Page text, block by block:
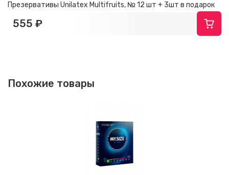
Презервативы Unilatex Multifruits, № 12 шт + 3шт в подарок
555 ₽
Похожие товары